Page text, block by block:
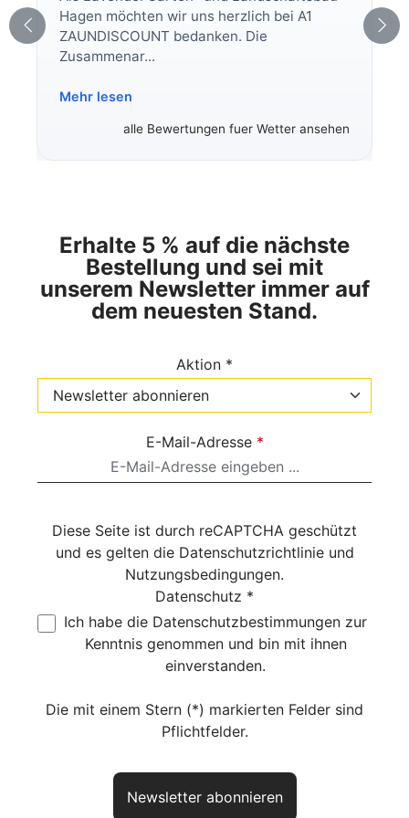
Hagen möchten wir uns herzlich bei A1
ZAUNDISCOUNT bedanken. Die
Zusammenar...
Mehr lesen
alle Bewertungen fuer Wetter ansehen
Erhalte 5 % auf die nächste
Bestellung und sei mit
unserem Newsletter immer auf
dem neuesten Stand.
Aktion *
E-Mail-Adresse *
Diese Seite ist durch reCAPTCHA geschützt
und es gelten die Datenschutzrichtlinieund
Nutzungsbedingungen.
Datenschutz *
Ich habe die Datenschutzbestimmungen zur
Kenntnis genommen und bin mit ihnen
einverstanden.
Die mit einem Stern (*) markierten Felder sind
Pflichtfelder.
Newsletter abonnieren